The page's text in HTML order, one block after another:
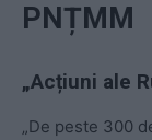
PNȚMM
„Acțiuni ale
„De peste 300